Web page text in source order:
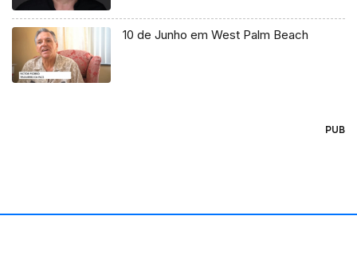
10 de Junho em West Palm Beach
PUB